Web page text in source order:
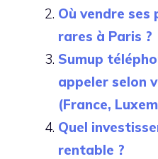
Où vendre ses
rares à Paris ?
Sumup
appeler selon
(France,
Quel
rentable ?